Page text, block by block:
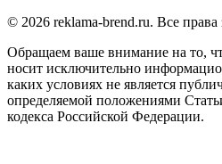
© 2026 reklama-brend.ru. Все
Обращаем ваше внимание на то,
носит исключительно
каких условиях не является
определяемой положениями
кодекса Российской Федерации.